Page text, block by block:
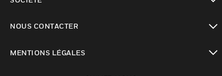
NOUS CONTACTER
MENTIONS LÉGALES